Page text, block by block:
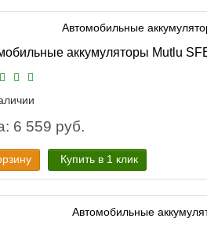
аккумуляторы Mutlu
6 559 руб.
Купить в 1 клик